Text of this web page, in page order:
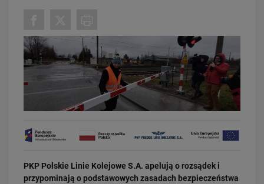
PKP Polskie Linie Kolejowe S.A. apelują o rozsądek i
przypominają o podstawowych zasadach bezpieczeństwa
03.08.2026
PRZECZYTAJ